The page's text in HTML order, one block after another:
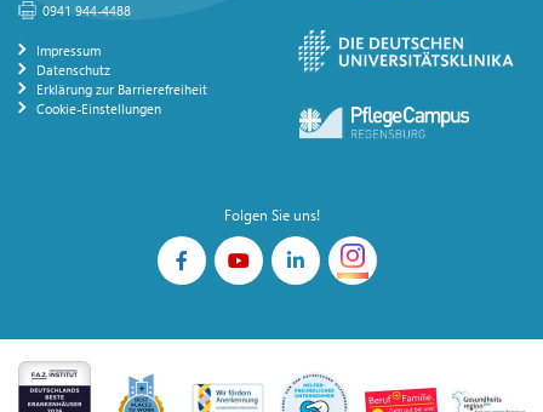
0941 944-4488
Impressum
Datenschutz
Erklärung zur Barrierefreiheit
Cookie-Einstellungen
Folgen Sie uns!